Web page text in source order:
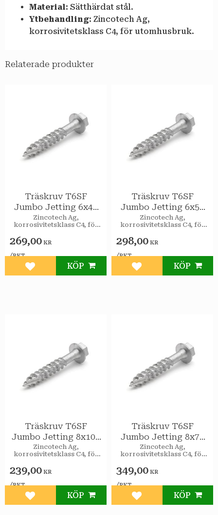
Material: Sätthärdat stål.
Ytbehandling: Zincotech Ag,
korrosivitetsklass C4, för utomhusbruk.
Relaterade produkter
Träskruv T6SF
Jumbo Jetting 6x40
utv 200st/pkt
Zincotech Ag,
korrosivitetsklass C4, för
269,00 KR
/PKT
Lägg till i favoriter
KÖP
Träskruv T6SF
Jumbo Jetting 6x50
utv 200st/pkt
Zincotech Ag,
korrosivitetsklass C4, för
298,00 KR
/PKT
Lägg till i favoriter
KÖP
Träskruv T6SF
Jumbo Jetting 8x100
utv 50st/pkt
Zincotech Ag,
korrosivitetsklass C4, för
239,00 KR
/PKT
Lägg till i favoriter
KÖP
Träskruv T6SF
Jumbo Jetting 8x75
utv 100st/pkt
Zincotech Ag,
korrosivitetsklass C4, för
349,00 KR
/PKT
Lägg till i favoriter
KÖP